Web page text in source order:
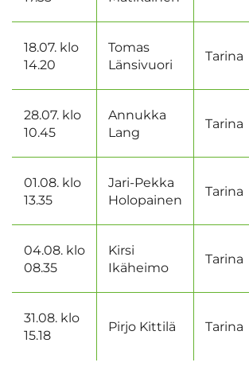
18.07. klo
14.20
Tomas
Länsivuori
Tarina
28.07. klo
10.45
Annukka
Lang
Tarina
01.08. klo
13.35
Jari-Pekka
Holopainen
Tarina
04.08. klo
08.35
Kirsi
Ikäheimo
Tarina
31.08. klo
15.18
Pirjo Kittilä Tarina